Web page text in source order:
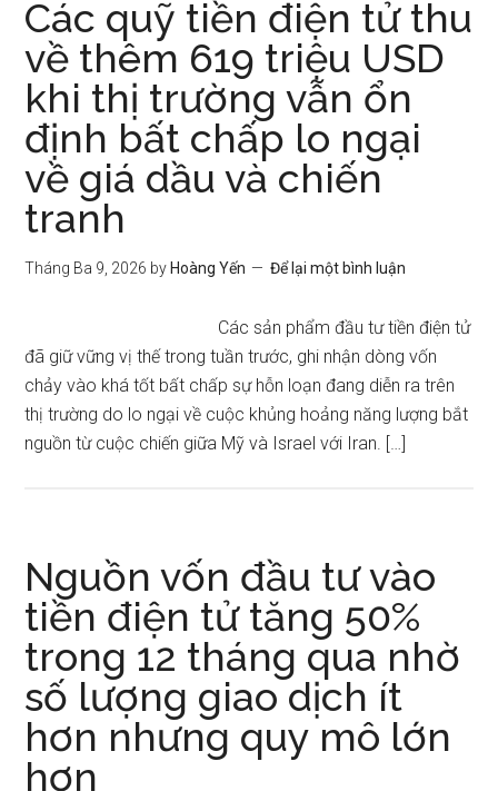
Các quỹ tiền điện tử thu
về thêm 619 triệu USD
khi thị trường vẫn ổn
định bất chấp lo ngại
về giá dầu và chiến
tranh
Tháng Ba 9, 2026 by Hoàng Yến Để lại một bình luận
Các sản phẩm đầu tư tiền điện tử
đã giữ vững vị thế trong tuần trước, ghi nhận dòng vốn
chảy vào khá tốt bất chấp sự hỗn loạn đang diễn ra trên
thị trường do lo ngại về cuộc khủng hoảng năng lượng bắt
nguồn từ cuộc chiến giữa Mỹ và Israel với Iran. […]
Nguồn vốn đầu tư vào
tiền điện tử tăng 50%
trong 12 tháng qua nhờ
số lượng giao dịch ít
hơn nhưng quy mô lớn
hơn